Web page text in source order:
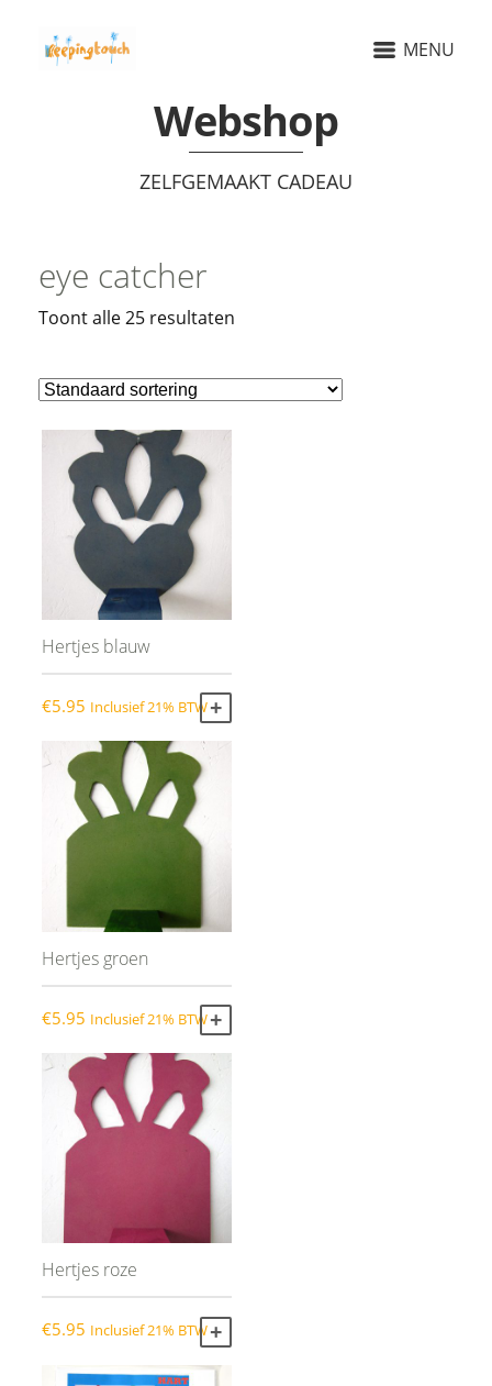
MENU
Webshop
ZELFGEMAAKT CADEAU
eye catcher
Toont alle 25 resultaten
Hertjes blauw
€5.95 Inclusief 21% BTW
Hertjes groen
€5.95 Inclusief 21% BTW
Hertjes roze
€5.95 Inclusief 21% BTW